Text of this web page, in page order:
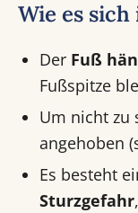
Wie es
Der Fuß
Fußspitze
Um nicht zu
angehoben
Es besteht
Sturzgefahr